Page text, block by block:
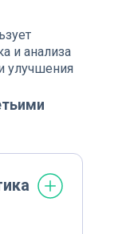
и анализа
улучшения